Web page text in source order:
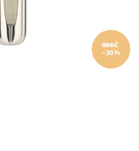
99 KČ
–20 %